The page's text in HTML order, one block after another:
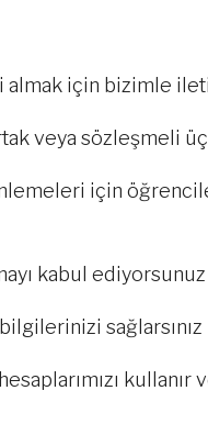
almak için bizimle
veya sözleşmeli
için
kabul ediyorsunuz
sağlarsınız
kullanır